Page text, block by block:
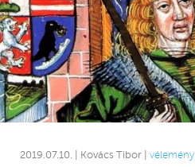
2019.07.10. | Kovács Tibor | vélemény